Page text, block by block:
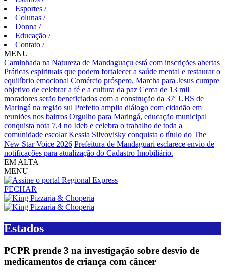
Esportes /
Colunas /
Donna /
Educação /
Contato /
MENU
Caminhada na Natureza de Mandaguaçu está com inscrições abertas
Práticas espirituais que podem fortalecer a saúde mental e restaurar o
equilíbrio emocional Comércio próspero. Marcha para Jesus cumpre
objetivo de celebrar a fé e a cultura da paz Cerca de 13 mil
moradores serão beneficiados com a construção da 37ª UBS de
Maringá na região sul Prefeito amplia diálogo com cidadão em
reuniões nos bairros Orgulho para Maringá, educação municipal
conquista nota 7,4 no Ideb e celebra o trabalho de toda a
comunidade escolar Kessia Silvovisky conquista o título do The
New Star Voice 2026 Prefeitura de Mandaguari esclarece envio de
notificações para atualização do Cadastro Imobiliário.
EM ALTA
MENU
FECHAR
Estados
PCPR prende 3 na investigação sobre desvio de
medicamentos de criança com câncer